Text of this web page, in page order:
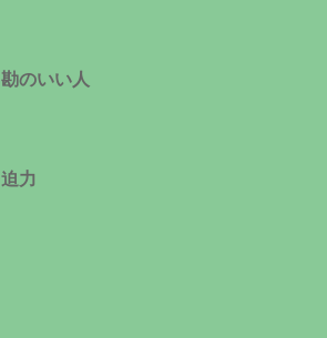
勘のいい人
迫力